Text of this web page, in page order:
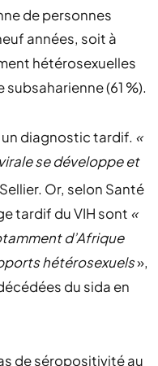
de personnes
années, soit à
hétérosexuelles
(61 %).
diagnostic tardif. «
se développe et
Sellier. Or, selon Santé
tardif du VIH sont «
d’Afrique
hétérosexuels»,
du sida en
de séropositivité au